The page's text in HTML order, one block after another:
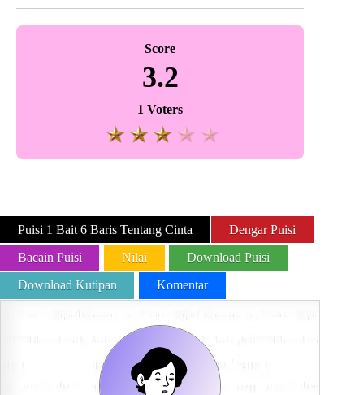
Score
3.2
1 Voters
Puisi 1 Bait 6 Baris Tentang Cinta Dengar Puisi
Bacain Puisi Nilai Download Puisi
Download Kutipan Komentar